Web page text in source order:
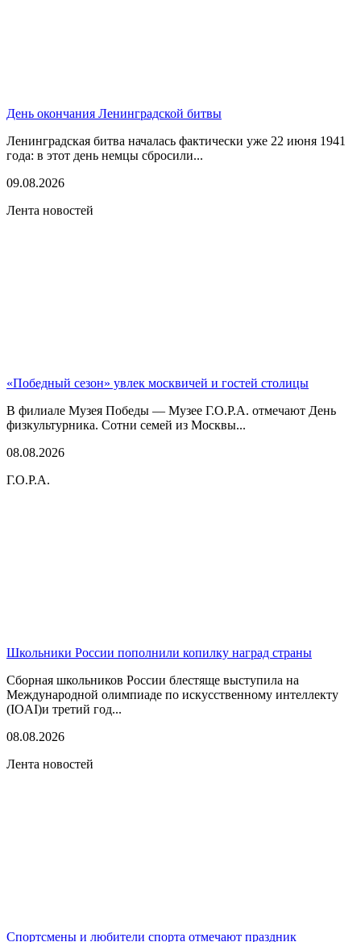
День окончания Ленинградской битвы
Ленинградская битва началась фактически уже 22 июня 1941
года: в этот день немцы сбросили...
09.08.2026
Лента новостей
«Победный сезон» увлек москвичей и гостей столицы
В филиале Музея Победы — Музее Г.О.Р.А. отмечают День
физкультурника. Сотни семей из Москвы...
08.08.2026
Г.О.Р.А.
Школьники России пополнили копилку наград страны
Сборная школьников России блестяще выступила на
Международной олимпиаде по искусственному интеллекту
(IOAI)и третий год...
08.08.2026
Лента новостей
Спортсмены и любители спорта отмечают праздник